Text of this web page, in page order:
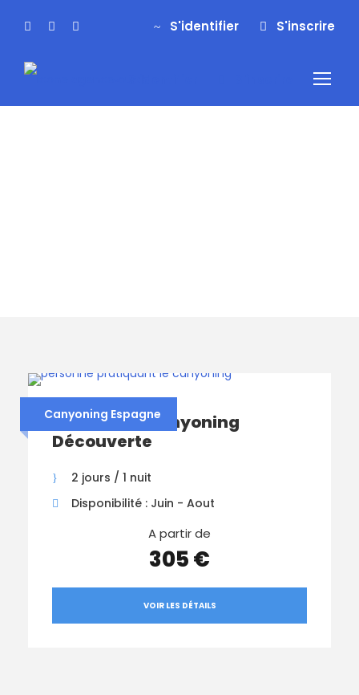
S'identifier S'inscrire
Canyoning Espagne
Week-End Canyoning
Découverte
2 jours / 1 nuit
Disponibilité : Juin - Aout
A partir de
305 €
VOIR LES DÉTAILS